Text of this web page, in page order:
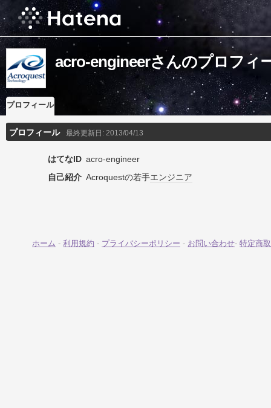
acro-engineerさんのプロフィ
プロフィール
プロフィール 最終更新日: 2013/04/13
はてなID acro-engineer
自己紹介 Acroquestの若手エンジニア
ホーム - 利用規約 - プライバシーポリシー - お問い合わせ- 特定商